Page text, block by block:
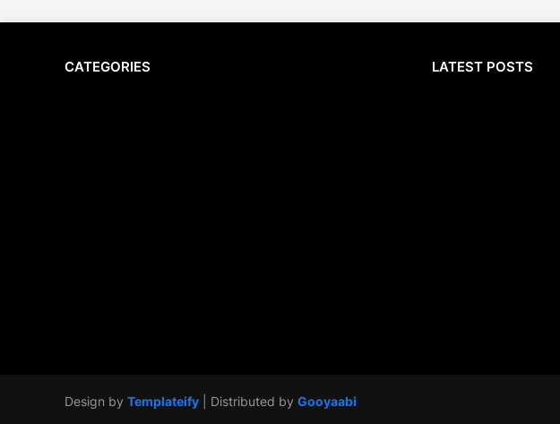
CATEGORIES LATEST POSTS
Design by Templateify | Distributed by Gooyaabi